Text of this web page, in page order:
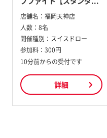
店舗名： 福岡天神店
人数： 8名
開催種別： スイスドロー
参加料： 300円
10分前からの受付です
詳細